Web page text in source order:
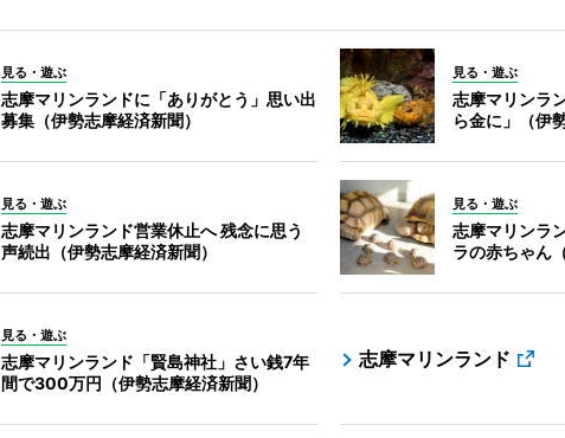
見る・遊ぶ
志摩マリンランドに「ありがとう」思い出
募集（伊勢志摩経済新聞）
見る・遊ぶ
志摩マリンラ
ら金に」（伊
見る・遊ぶ
志摩マリンランド営業休止へ 残念に思う
声続出（伊勢志摩経済新聞）
見る・遊ぶ
志摩マリンラ
ラの赤ちゃん
見る・遊ぶ
志摩マリンランド「賢島神社」さい銭7年
間で300万円（伊勢志摩経済新聞）
志摩マリンランド